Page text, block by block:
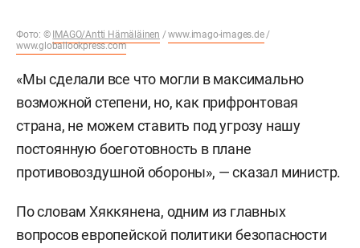
Фото: © IMAGO/Antti Hämäläinen /www.imago-images.de/
www.globallookpress.com
«Мы сделали все что могли в максимально
возможной степени, но, как прифронтовая
страна, не можем ставить под угрозу нашу
постоянную боеготовность в плане
противовоздушной обороны», — сказал министр.
По словам Хяккянена, одним из главных
вопросов европейской политики безопасности